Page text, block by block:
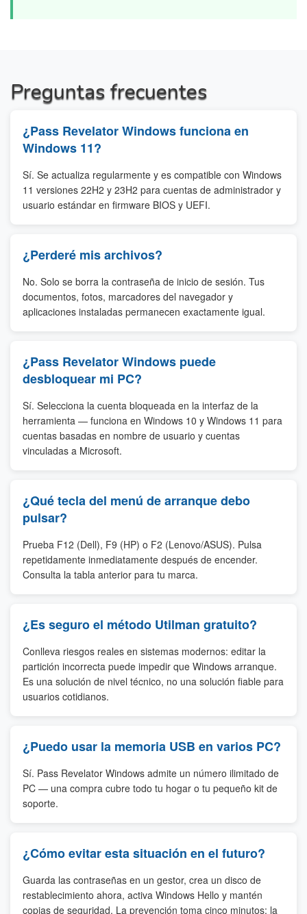
Preguntas frecuentes
¿Pass Revelator Windows funciona en
Windows 11?
Sí. Se actualiza regularmente y es compatible con Windows
11 versiones 22H2 y 23H2 para cuentas de administrador y
usuario estándar en firmware BIOS y UEFI.
¿Perderé mis archivos?
No. Solo se borra la contraseña de inicio de sesión. Tus
documentos, fotos, marcadores del navegador y
aplicaciones instaladas permanecen exactamente igual.
¿Pass Revelator Windows puede
desbloquear mi PC?
Sí. Selecciona la cuenta bloqueada en la interfaz de la
herramienta — funciona en Windows 10 y Windows 11 para
cuentas basadas en nombre de usuario y cuentas
vinculadas a Microsoft.
¿Qué tecla del menú de arranque debo
pulsar?
Prueba F12 (Dell), F9 (HP) o F2 (Lenovo/ASUS). Pulsa
repetidamente inmediatamente después de encender.
Consulta la tabla anterior para tu marca.
¿Es seguro el método Utilman gratuito?
Conlleva riesgos reales en sistemas modernos: editar la
partición incorrecta puede impedir que Windows arranque.
Es una solución de nivel técnico, no una solución fiable para
usuarios cotidianos.
¿Puedo usar la memoria USB en varios PC?
Sí. Pass Revelator Windows admite un número ilimitado de
PC — una compra cubre todo tu hogar o tu pequeño kit de
soporte.
¿Cómo evitar esta situación en el futuro?
Guarda las contraseñas en un gestor, crea un disco de
restablecimiento ahora, activa Windows Hello y mantén
copias de seguridad. La prevención toma cinco minutos; la